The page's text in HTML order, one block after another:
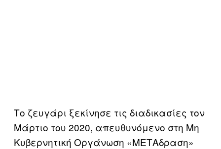
Το ζευγάρι ξεκίνησε τις διαδικασίες τον
Μάρτιο του 2020, απευθυνόμενο στη Μη
Κυβερνητική Οργάνωση «ΜΕΤΑδραση»